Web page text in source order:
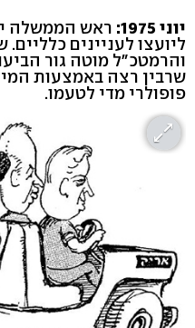
יוני 1975: ראש הממשלה
ליועצו לעניינים
והרמטכ"ל מוטה גור
שרבין רצה באמצעות
פופולרי מדי לטעמו.